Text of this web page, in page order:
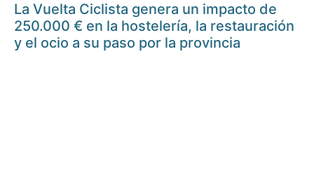
La Vuelta Ciclista genera un impacto de
250.000 € en la hostelería, la restauración
y el ocio a su paso por la provincia